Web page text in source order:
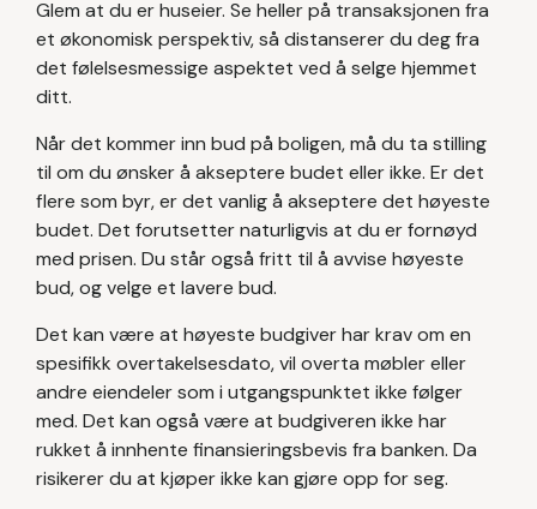
Glem at du er huseier. Se heller på transaksjonen fra
et økonomisk perspektiv, så distanserer du deg fra
det følelsesmessige aspektet ved å selge hjemmet
ditt.
Når det kommer inn bud på boligen, må du ta stilling
til om du ønsker å akseptere budet eller ikke. Er det
flere som byr, er det vanlig å akseptere det høyeste
budet. Det forutsetter naturligvis at du er fornøyd
med prisen. Du står også fritt til å avvise høyeste
bud, og velge et lavere bud.
Det kan være at høyeste budgiver har krav om en
spesifikk overtakelsesdato, vil overta møbler eller
andre eiendeler som i utgangspunktet ikke følger
med. Det kan også være at budgiveren ikke har
rukket å innhente finansieringsbevis fra banken. Da
risikerer du at kjøper ikke kan gjøre opp for seg.